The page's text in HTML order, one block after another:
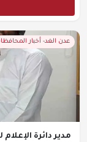
عدن الغد- أخبار
مدير دائرة